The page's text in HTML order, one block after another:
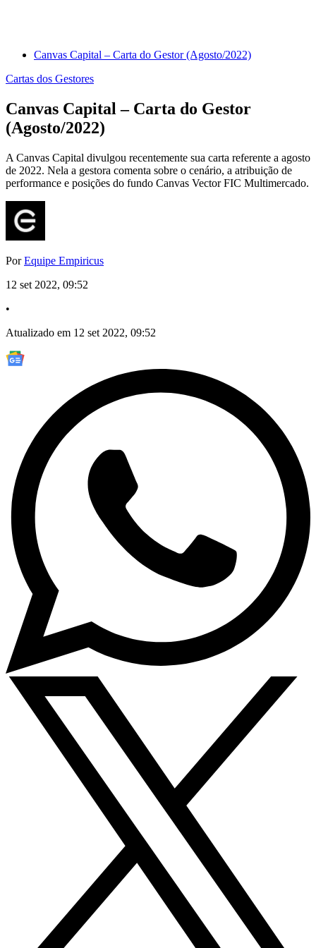
Canvas Capital – Carta do Gestor (Agosto/2022)
Cartas dos Gestores
Canvas Capital – Carta do Gestor
(Agosto/2022)
A Canvas Capital divulgou recentemente sua carta referente a agosto
de 2022. Nela a gestora comenta sobre o cenário, a atribuição de
performance e posições do fundo Canvas Vector FIC Multimercado.
PorEquipe Empiricus
12 set 2022, 09:52
•
Atualizado em 12 set 2022, 09:52